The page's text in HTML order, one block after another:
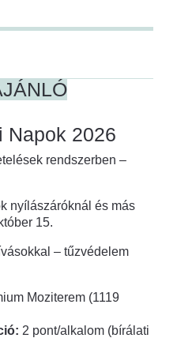
Napok 2026
rendszerben –
nyílászáróknál és más
15.
– tűzvédelem
Moziterem (1119
2 pont/alkalom (bírálati